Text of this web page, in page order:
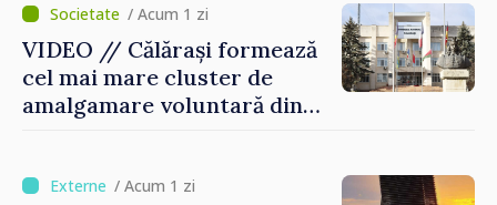
performant/ Acum 1 zi
VIDEO // Călărași formează
cel mai mare cluster de
amalgamare voluntară din
finală
/ Acum 1 zi